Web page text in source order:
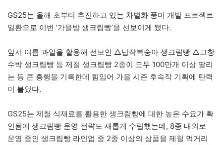
GS25는 올해 초부터 추진하고 있는 차별화 풍미 개발 프로젝트
일환으로 이번 ‘가을밤 생크림빵’을 선보이게 됐다.
앞서 여름 과일을 활용해 선보인 △납작복숭아 생크림빵 △고창
수박 생크림빵 등 제철 생크림빵 2종이 모두 100만개 이상 팔리
는 등 큰 흥행을 기록한데 힘입어 가을 시즌 후속작 기획에 탄력
이 붙었다.
GS25는 제철 식재료를 활용한 생크림빵에 대한 높은 수요가 확
인됨에 생크림빵 운영 전략도 새롭게 수립했는데, 8종 내외로
운영 중인 생크림빵 라인업 중 2종 이상의 상품을 제철 먹거리